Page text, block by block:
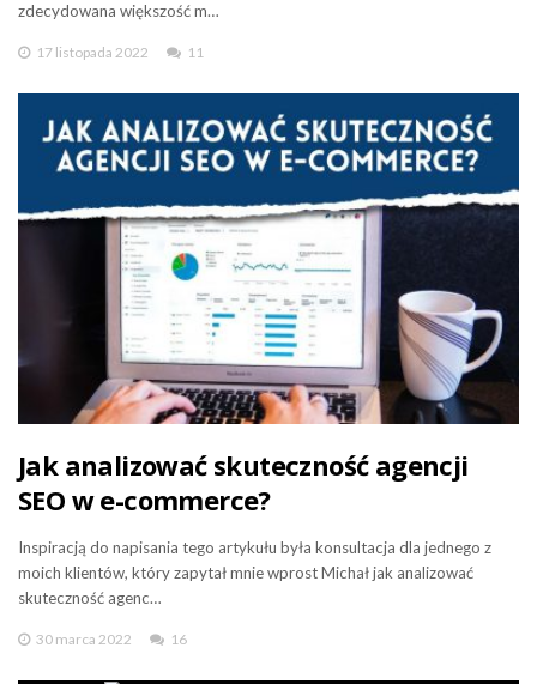
zdecydowana większość m…
17 listopada 2022 11
Jak analizować skuteczność agencji
SEO w e-commerce?
Inspiracją do napisania tego artykułu była konsultacja dla jednego z
moich klientów, który zapytał mnie wprost Michał jak analizować
skuteczność agenc…
30 marca 2022 16